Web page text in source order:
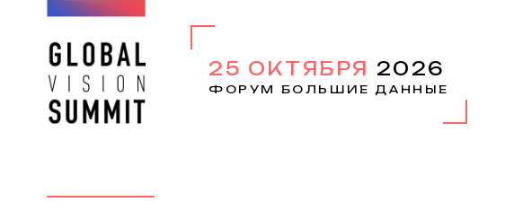
25 ОКТЯБРЯ 2026
ФОРУМ БОЛЬШИЕ ДАННЫЕ